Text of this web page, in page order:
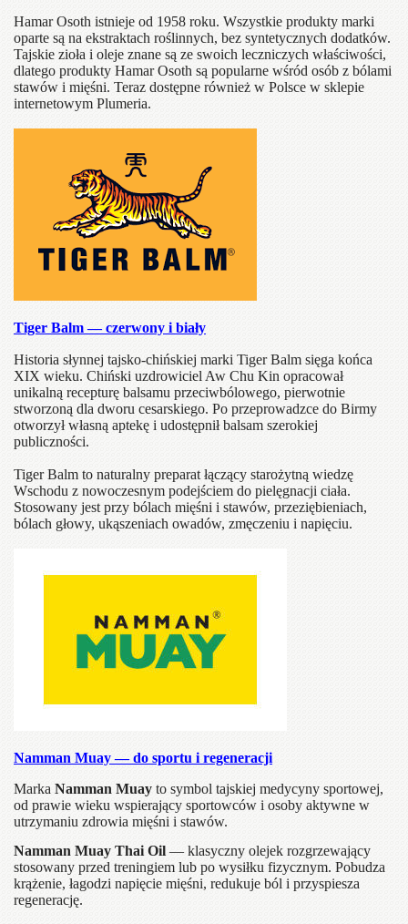
Hamar Osoth istnieje od 1958 roku. Wszystkie produkty marki
oparte są na ekstraktach roślinnych, bez syntetycznych dodatków.
Tajskie zioła i oleje znane są ze swoich leczniczych właściwości,
dlatego produkty Hamar Osoth są popularne wśród osób z bólami
stawów i mięśni. Teraz dostępne również w Polsce w sklepie
internetowym Plumeria.
Tiger Balm — czerwony i biały
Historia słynnej tajsko-chińskiej marki Tiger Balm sięga końca
XIX wieku. Chiński uzdrowiciel Aw Chu Kin opracował
unikalną recepturę balsamu przeciwbólowego, pierwotnie
stworzoną dla dworu cesarskiego. Po przeprowadzce do Birmy
otworzył własną aptekę i udostępnił balsam szerokiej
publiczności.
Tiger Balm to naturalny preparat łączący starożytną wiedzę
Wschodu z nowoczesnym podejściem do pielęgnacji ciała.
Stosowany jest przy bólach mięśni i stawów, przeziębieniach,
bólach głowy, ukąszeniach owadów, zmęczeniu i napięciu.
Namman Muay — do sportu i regeneracji
Marka Namman Muay to symbol tajskiej medycyny sportowej,
od prawie wieku wspierający sportowców i osoby aktywne w
utrzymaniu zdrowia mięśni i stawów.
Namman Muay Thai Oil— klasyczny olejek rozgrzewający
stosowany przed treningiem lub po wysiłku fizycznym. Pobudza
krążenie, łagodzi napięcie mięśni, redukuje ból i przyspiesza
regenerację.